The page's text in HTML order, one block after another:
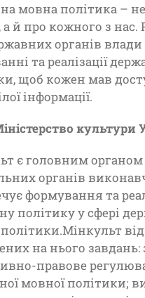
мовна політика –
а й про кожного з нас.
органів влади
та реалізації
щоб кожен мав
інформації.
культури
є головним органом
органів
формування та
політику у сфері
на нього завдань:
правове
мовної політики;